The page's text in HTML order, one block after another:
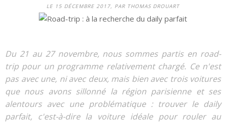
LE 15 DÉCEMBRE 2017, PAR THOMAS DROUART
Du 21 au 27 novembre, nous sommes partis en road-
trip pour un programme relativement chargé. Ce n'est
pas avec une, ni avec deux, mais bien avec trois voitures
que nous avons sillonné la région parisienne et ses
alentours avec une problématique : trouver le daily
parfait, c'est-à-dire la voiture idéale pour rouler au